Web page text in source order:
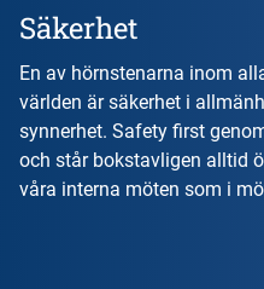
Säkerhet
En av hörnstenarna inom
världen är säkerhet i
synnerhet. Safety first
och står bokstavligen alltid
våra interna möten som i